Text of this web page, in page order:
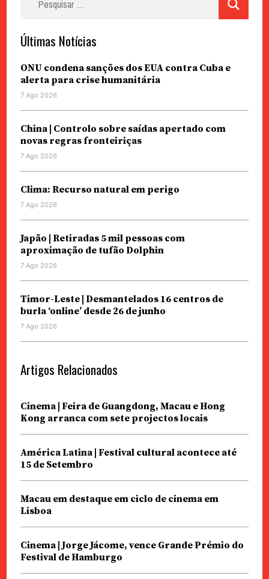
Últimas Notícias
ONU condena sanções dos EUA contra Cuba e
alerta para crise humanitária
7 Ago 2026
China | Controlo sobre saídas apertado com
novas regras fronteiriças
7 Ago 2026
Clima: Recurso natural em perigo
7 Ago 2026
Japão | Retiradas 5 mil pessoas com
aproximação de tufão Dolphin
7 Ago 2026
Timor-Leste | Desmantelados 16 centros de
burla ‘online’ desde 26 de junho
7 Ago 2026
Artigos Relacionados
Cinema | Feira de Guangdong, Macau e Hong
Kong arranca com sete projectos locais
América Latina | Festival cultural acontece até
15 de Setembro
Macau em destaque em ciclo de cinema em
Lisboa
Cinema | Jorge Jácome, vence Grande Prémio do
Festival de Hamburgo